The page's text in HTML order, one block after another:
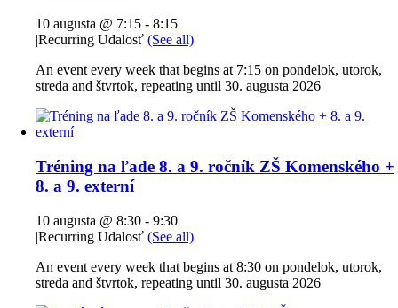
10 augusta @ 7:15 - 8:15
|Recurring Udalosť (See all)
An event every week that begins at 7:15 on pondelok, utorok,
streda and štvrtok, repeating until 30. augusta 2026
Tréning na ľade 8. a 9. ročník ZŠ Komenského +
8. a 9. externí
10 augusta @ 8:30 - 9:30
|Recurring Udalosť (See all)
An event every week that begins at 8:30 on pondelok, utorok,
streda and štvrtok, repeating until 30. augusta 2026